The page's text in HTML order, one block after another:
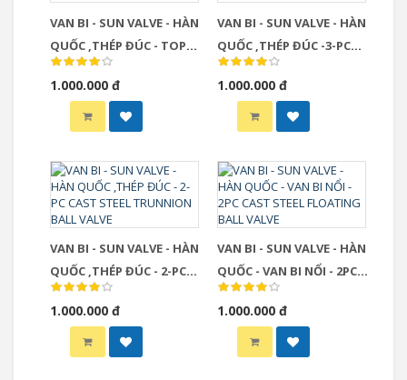
VAN BI - SUN VALVE - HÀN
QUỐC ,THÉP ĐÚC - TOP
ENTRY TRUNNION BALL
VALVE
1.000.000 đ
VAN BI - SUN VALVE - HÀN
QUỐC ,THÉP ĐÚC -3-PC
FORGED STEEL TRUNNION
BALL VALVE
1.000.000 đ
VAN BI - SUN VALVE - HÀN
QUỐC ,THÉP ĐÚC - 2-PC
CAST STEEL TRUNNION
BALL VALVE
1.000.000 đ
VAN BI - SUN VALVE - HÀN
QUỐC - VAN BI NỔI - 2PC
CAST STEEL FLOATING
BALL VALVE
1.000.000 đ